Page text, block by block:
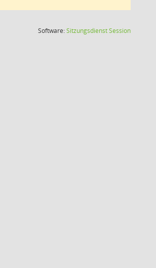
Software:SitzungsdienstSession(Wird in